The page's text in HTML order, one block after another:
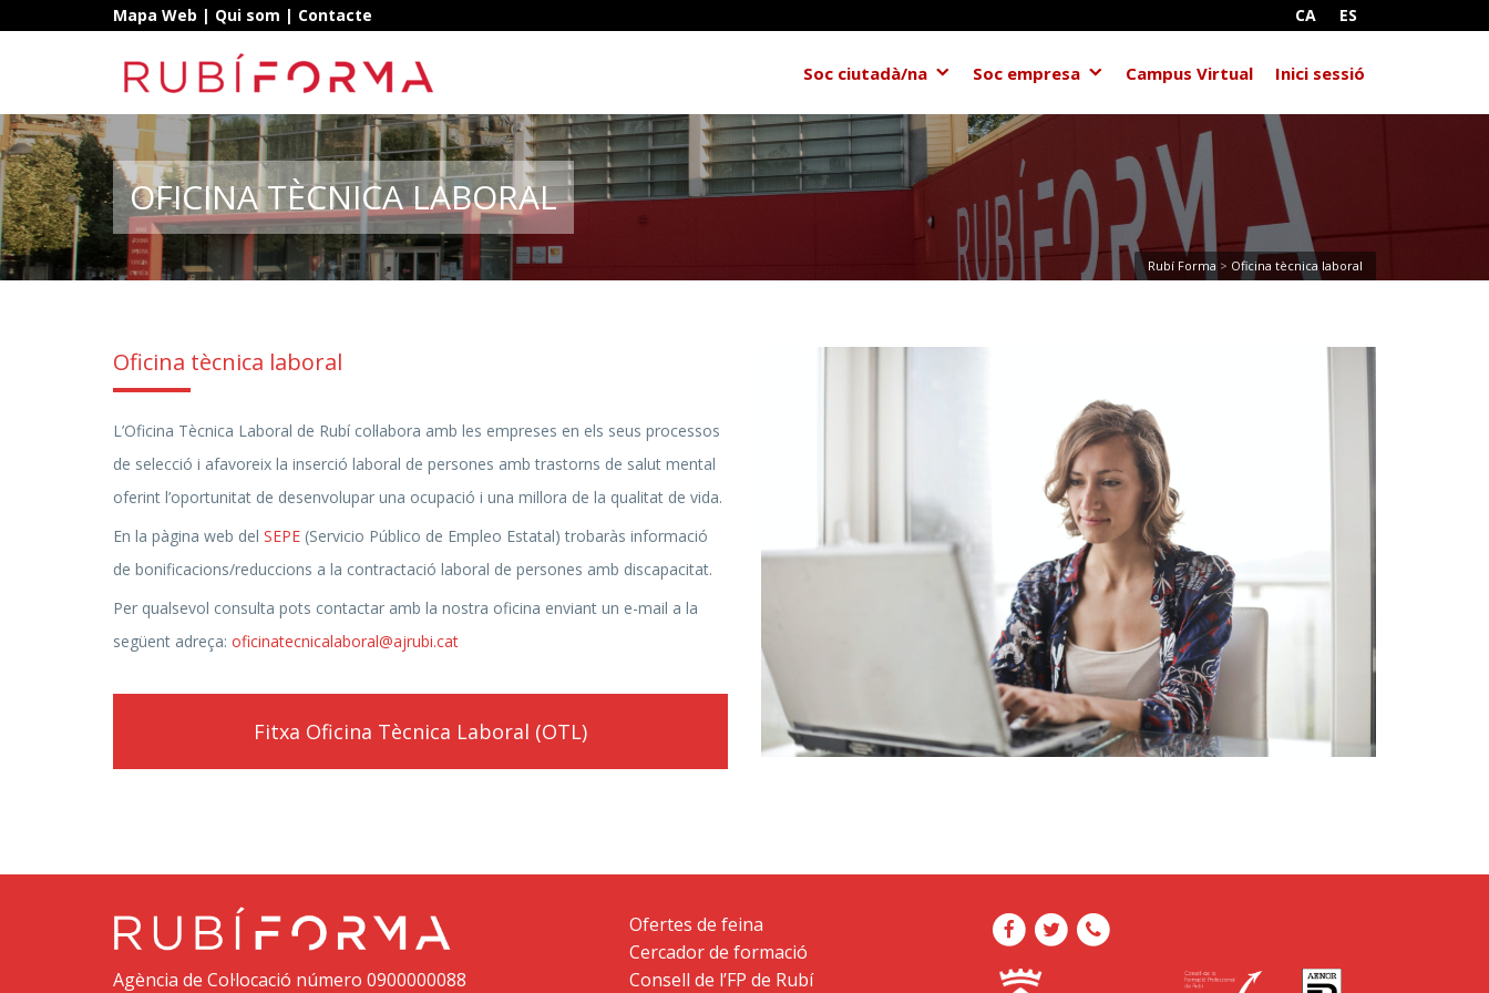
Mapa Web | Qui som | Contacte CA ES
Soc ciutadà/na Soc empresa Campus Virtual Inici sessió
OFICINA TÈCNICA LABORAL
Rubí Forma > Oficina tècnica laboral
Oficina tècnica laboral
L’Oficina Tècnica Laboral de Rubí col·labora amb les empreses en els seus processos
de selecció i afavoreix la inserció laboral de persones amb trastorns de salut mental
oferint l’oportunitat de desenvolupar una ocupació i una millora de la qualitat de vida.
En la pàgina web del SEPE (Servicio Público de Empleo Estatal) trobaràs informació
de bonificacions/reduccions a la contractació laboral de persones amb discapacitat.
Per qualsevol consulta pots contactar amb la nostra oficina enviant un e-mail a la
següent adreça: oficinatecnicalaboral@ajrubi.cat
Fitxa Oficina Tècnica Laboral (OTL)
Agència de Col·locació número 0900000088
Ofertes de feina
Cercador de formació
Consell de l’FP de Rubí